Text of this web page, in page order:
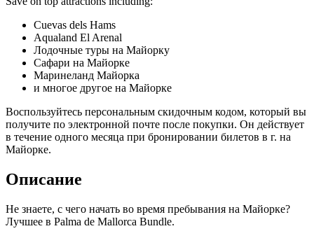
Cuevas dels Hams
Aqualand El Arenal
Лодочные туры на Майорку
Сафари на Майорке
Маринеланд Майорка
и многое другое на Майорке
Воспользуйтесь персональным скидочным кодом, который вы
получите по электронной почте после покупки. Он действует
в течение одного месяца при бронировании билетов в г. на
Майорке.
Описание
Не знаете, с чего начать во время пребывания на Майорке?
Лучшее в Palma de Mallorca Bundle.